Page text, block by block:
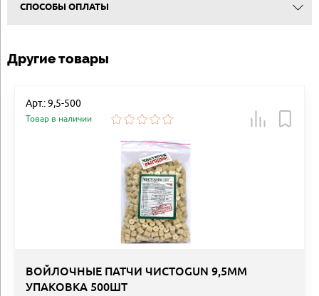
СПОСОБЫ ОПЛАТЫ
Другие товары
Арт.: 9,5-500
Товар в наличии
ВОЙЛОЧНЫЕ ПАТЧИ ЧИСТОGUN 9,5ММ
УПАКОВКА 500ШТ